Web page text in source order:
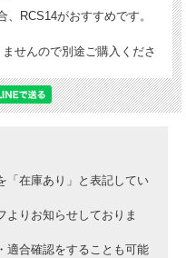
RCS14がおすすめです。
せんので別途ご購入くださ
「在庫あり」と表記してい
よりお知らせしておりま
適合確認をすることも可能